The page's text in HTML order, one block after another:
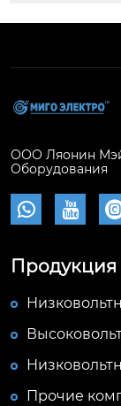
ООО Ляонин
Оборудования
 
Продукция
Прочие